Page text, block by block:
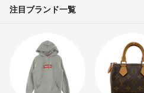
注目ブランド一覧